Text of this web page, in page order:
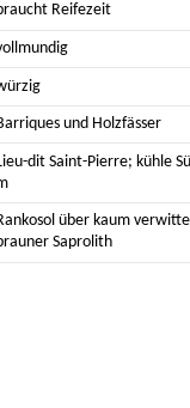
Reifezeit
und Holzfässer
dit Saint-Pierre; kühle
über kaum
Saprolith